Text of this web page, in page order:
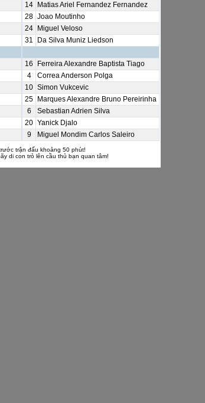
14
Matias Ariel Fernandez Fernandez
28 Joao Moutinho
24
Miguel Veloso
31
Da Silva Muniz Liedson
16
Ferreira Alexandre Baptista Tiago
4
Correa Anderson Polga
10 Simon Vukcevic
25
Marques Alexandre Bruno Pereirinha
6
Sebastian Adrien Silva
20 Yanick Djalo
9
Miguel Mondim Carlos Saleiro
trận đấu khoảng 50 phút!
di con trỏ lên cầu thủ bạn quan tâm!